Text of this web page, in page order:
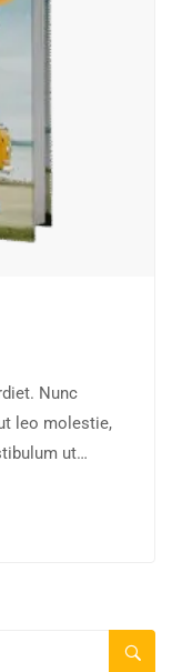
Nunc
leo molestie,
ut